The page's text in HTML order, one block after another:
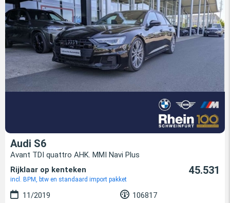
Audi S6
Avant TDI quattro AHK. MMI Navi Plus
Rijklaar op kenteken
incl. BPM, btw en standaard import pakket
45.531
11/2019
106817